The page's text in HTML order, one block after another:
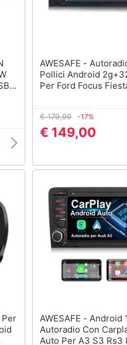
/
AWESAFE - Autoradio 2 Din 7
Pollici Android
Per Ford Focus
Carplay Android
Vivavoce
€ 179,99 -17%
€ 149,00
AWESAFE - Android 13
Autoradio Con
Auto Per A3 S3 Rs3